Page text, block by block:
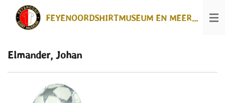
direct
FEYENOORDSHIRTMUSEUM EN MEER...
Elmander, Johan